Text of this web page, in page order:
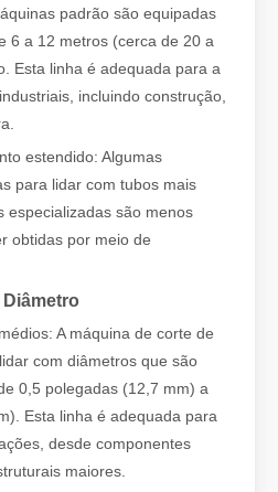
modernas, a precisão e a
Nossos parceiros internacionais viajaram milhares de quilômetros para visitar nossa fábrica e testemunhar a magia da tecnologia de corte a laser!
viajaram milhares de
padrão são equipadas
6 a 12 metros (cerca de 20 a
Esta linha é adequada para a
incluindo construção,
estendido: Algumas
para lidar com tubos mais
especializadas são menos
obtidas por meio de
A máquina de corte de
com diâmetros que são
0,5 polegadas (12,7 mm) a
Esta linha é adequada para
desde componentes
maiores.